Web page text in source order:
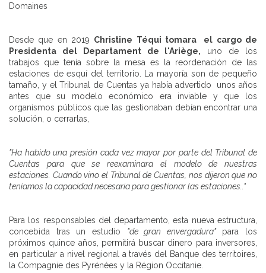
Domaines
Desde que en 2019 Christine Téqui tomara
el cargo de
Presidenta del Departament de l'Ariège, uno de los
trabajos que tenía sobre la mesa es la reordenación de las
estaciones de esquí del territorio. La mayoría son de pequeño
tamaño, y el Tribunal de Cuentas ya había advertido
unos años
antes que su modelo económico era inviable y que los
organismos públicos que las gestionaban debían encontrar una
solución, o cerrarlas,
"Ha habido una presión cada vez mayor por parte del Tribunal de
Cuentas para que se reexaminara el modelo de nuestras
estaciones. Cuando vino el Tribunal de Cuentas, nos dijeron que no
teníamos la capacidad necesaria para gestionar las estaciones.."
Para los responsables del departamento, esta nueva estructura,
concebida tras un estudio "de gran envergadura"para los
próximos quince años, permitirá buscar dinero para inversores,
en particular a nivel regional a través del Banque des territoires,
la Compagnie des Pyrénées y la Région Occitanie.